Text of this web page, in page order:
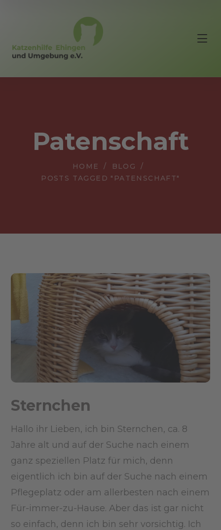
HOME
BLOG
POSTS TAGGED "PATENSCHAFT"
Patenschaft
Sternchen
Hallo ihr Lieben, ich bin Sternchen, ca. 8
Jahre alt und auf der Suche nach einem
ganz speziellen Platz für mich, denn
eigentlich ich bin auf der Suche nach einem
Pflegeplatz oder am allerbesten nach einem
Für-immer-zu-Hause. Aber das ist gar nicht
so einfach, denn ich bin sehr vorsichtig. Ich